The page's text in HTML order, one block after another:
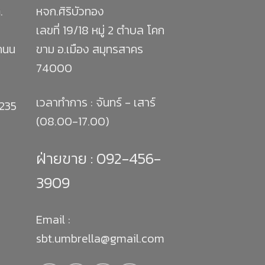
น
หจก.ศิริบัวทอง
เลขที่ 19/18 หมู่ 2 ตำบล โคก
ขาม อ.เมือง สมุทรสาคร
74000
เวลาทำการ : จันทร์ - เสาร์
(08.00-17.00)
ฝ่ายขาย : 092-456-
3909
Email :
sbt.umbrella@gmail.com